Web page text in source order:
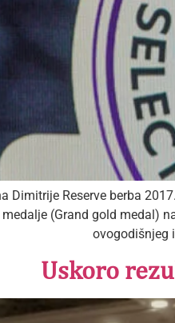
Dimitrije Reserve berba
(Grand gold medal)
ovogodišnjeg
Uskoro